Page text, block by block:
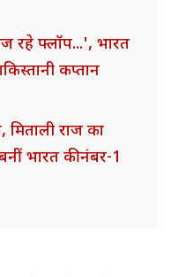
रहे फ्लॉप...', भारत
कप्तान
मिताली राज का
भारत की नंबर-1